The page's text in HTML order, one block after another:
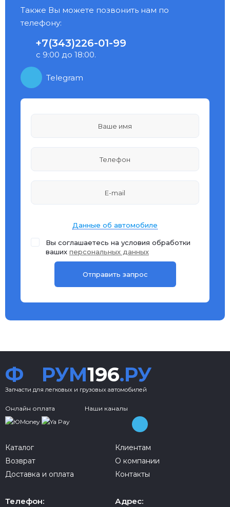
Также Вы можете позвонить нам по
телефону:
+7(343)226-01-99
с 9:00 до 18:00.
Telegram
Данные об автомобиле
Вы соглашаетесь на условия обработки
ваших персональных данных
Ф РУМ196.РУ
Запчасти для легковых и грузовых автомобилей
Онлайн оплата Наши каналы
Каталог
Возврат
Доставка и оплата
Клиентам
О компании
Контакты
Телефон: Адрес: